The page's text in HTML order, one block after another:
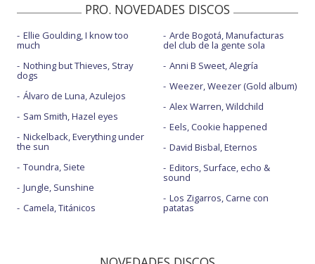
PRO. NOVEDADES DISCOS
Ellie Goulding, I know too
much
Nothing but Thieves, Stray
dogs
Álvaro de Luna, Azulejos
Sam Smith, Hazel eyes
Nickelback, Everything under
the sun
Toundra, Siete
Jungle, Sunshine
Camela, Titánicos
Arde Bogotá, Manufacturas
del club de la gente sola
Anni B Sweet, Alegría
Weezer, Weezer (Gold album)
Alex Warren, Wildchild
Eels, Cookie happened
David Bisbal, Eternos
Editors, Surface, echo &
sound
Los Zigarros, Carne con
patatas